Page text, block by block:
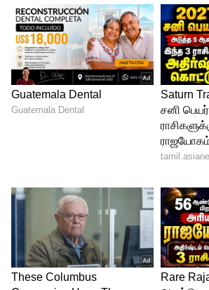
Related Articles
Sai Sudharsan: சிஎஸ்கேவை கதற
தமிழன்! விராட் கோலி சாதனையை
சமன் செய்த சாய் சுதர்சன்!